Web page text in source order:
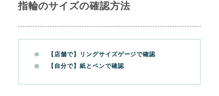
指輪のサイズの確認方法
【店舗で】リングサイズゲージで確認
【自分で】紙とペンで確認